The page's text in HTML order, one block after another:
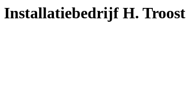
Installatiebedrijf H. Troost